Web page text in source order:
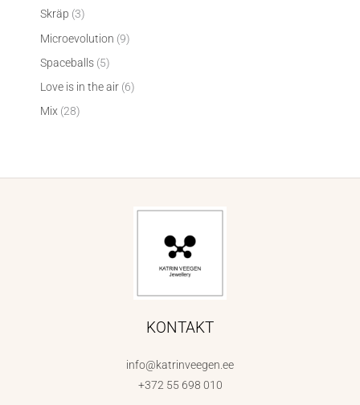
Skräp 3
Microevolution 9
Spaceballs 5
Love is in the air 6
Mix 28
KONTAKT
info@katrinveegen.ee
+372 55 698 010